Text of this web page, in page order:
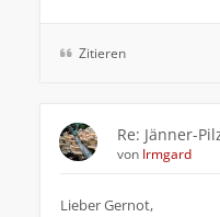
Zitieren
Re: Jänner-
von Irmgard
Lieber Gernot,